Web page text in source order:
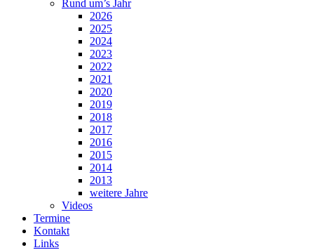
Rund um’s Jahr
2026
2025
2024
2023
2022
2021
2020
2019
2018
2017
2016
2015
2014
2013
weitere Jahre
Videos
Termine
Kontakt
Links